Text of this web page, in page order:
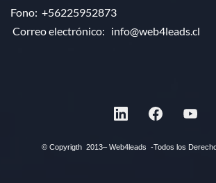
Fono: +56225952873
Correo electrónico: info@web4leads.cl
© Copyrigth 2013– Web4leads -Todos los